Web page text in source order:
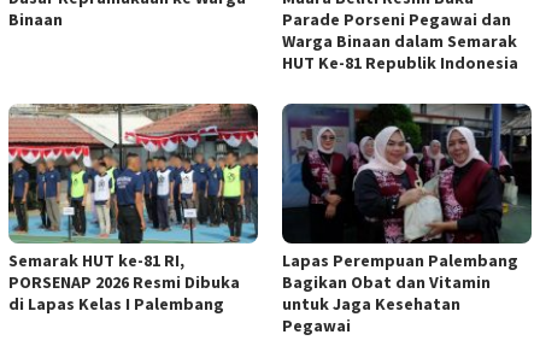
Binaan
Parade Porseni Pegawai dan
Warga Binaan dalam Semarak
HUT Ke-81 Republik Indonesia
Semarak HUT ke-81 RI,
PORSENAP 2026 Resmi Dibuka
di Lapas Kelas I Palembang
Lapas Perempuan Palembang
Bagikan Obat dan Vitamin
untuk Jaga Kesehatan
Pegawai